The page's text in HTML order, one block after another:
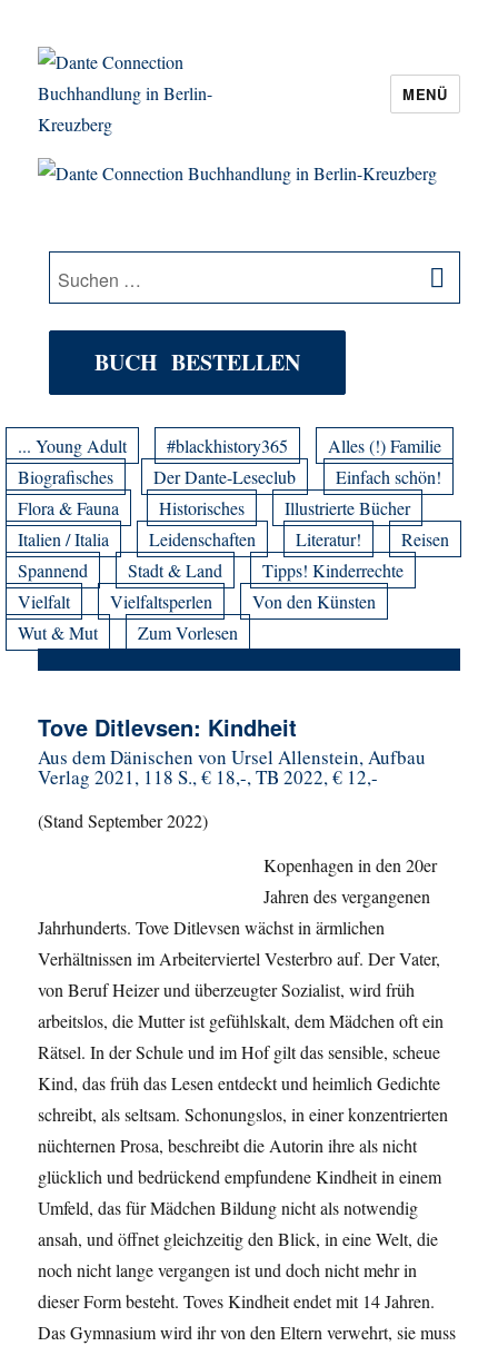
Dante Connection Buchhandlung in
MENÜ
Suche
nach:
BUCH BESTELLEN
... Young Adult #blackhistory365
Alles (!) Familie
Biografisches
Der Dante-Leseclub
Einfach schön!
Flora & Fauna
Historisches
Illustrierte Bücher
Italien / Italia
Leidenschaften Literatur!
Reisen
Spannend
Stadt & Land
Tipps! Kinderrechte
Vielfalt
Vielfaltsperlen
Von den Künsten
Wut & Mut
Zum Vorlesen
Tove Ditlevsen: Kindheit
Aus dem Dänischen von Ursel Allenstein, Aufbau
Verlag 2021, 118 S., € 18,-, TB 2022, € 12,-
(Stand September 2022)
Kopenhagen in den 20er
Jahren des vergangenen
Jahrhunderts. Tove Ditlevsen wächst in ärmlichen
Verhältnissen im Arbeiterviertel Vesterbro auf. Der Vater,
von Beruf Heizer und überzeugter Sozialist, wird früh
arbeitslos, die Mutter ist gefühlskalt, dem Mädchen oft ein
Rätsel. In der Schule und im Hof gilt das sensible, scheue
Kind, das früh das Lesen entdeckt und heimlich Gedichte
schreibt, als seltsam. Schonungslos, in einer konzentrierten
nüchternen Prosa, beschreibt die Autorin ihre als nicht
glücklich und bedrückend empfundene Kindheit in einem
Umfeld, das für Mädchen Bildung nicht als notwendig
ansah, und öffnet gleichzeitig den Blick, in eine Welt, die
noch nicht lange vergangen ist und doch nicht mehr in
dieser Form besteht. Toves Kindheit endet mit 14 Jahren.
Das Gymnasium wird ihr von den Eltern verwehrt, sie muss